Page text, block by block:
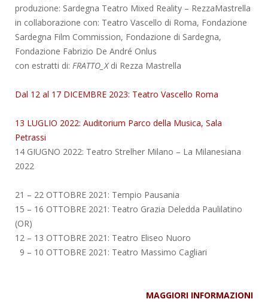
produzione: Sardegna Teatro Mixed Reality – RezzaMastrella
in collaborazione con: Teatro Vascello di Roma, Fondazione
Sardegna Film Commission, Fondazione di Sardegna,
Fondazione Fabrizio De André Onlus
con estratti di: FRATTO_Xdi Rezza Mastrella
Dal 12 al 17 DICEMBRE 2023: Teatro Vascello Roma
13 LUGLIO 2022: Auditorium Parco della Musica, Sala
Petrassi
14 GIUGNO 2022: Teatro Strelher Milano – La Milanesiana
2022
21 – 22 OTTOBRE 2021: Tempio Pausania
15 – 16 OTTOBRE 2021: Teatro Grazia Deledda Paulilatino
(OR)
12 – 13 OTTOBRE 2021: Teatro Eliseo Nuoro
9 – 10 OTTOBRE 2021: Teatro Massimo Cagliari
MAGGIORI INFORMAZIONI